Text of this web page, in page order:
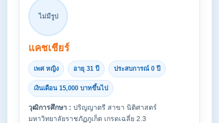
ไม่มีรูป
แคชเชียร์
เพศ หญิง อายุ 31 ปี ประสบการณ์ 0 ปี
เงินเดือน 15,000 บาทขึ้นไป
วุฒิการศึกษา : ปริญญาตรี สาขา นิติศาสตร์
มหาวิทยาลัยราชภัฏภูเก็ต เกรดเฉลี่ย 2.3